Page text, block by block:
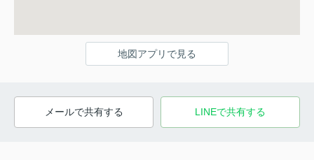
地図アプリで見る
メールで共有する LINEで共有する